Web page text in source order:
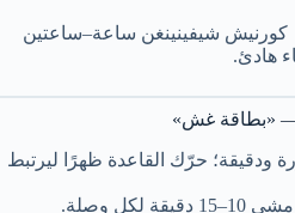
شيفينينغن ساعة–ساعتين
هادئ.
ودقيقة؛ حرّك القاعدة ظهرًا ليرتبط
لكل وصلة.